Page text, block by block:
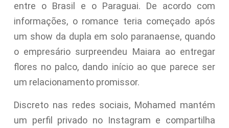
entre o Brasil e o Paraguai. De acordo com
informações, o romance teria começado após
um show da dupla em solo paranaense, quando
o empresário surpreendeu Maiara ao entregar
flores no palco, dando início ao que parece ser
um relacionamento promissor.
Discreto nas redes sociais, Mohamed mantém
um perfil privado no Instagram e compartilha